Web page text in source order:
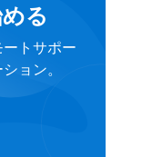
る
トサポー
ョン。